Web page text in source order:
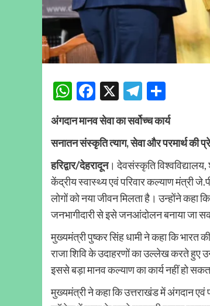
WhatsApp
Facebook
X Telegram
अंगदान मानव सेवा का सर्वोच्च कार्य
सनातन संस्कृति त्याग, सेवा और परमार्थ की
हरिद्वार/देहरादून। देवसंस्कृति
केंद्रीय स्वास्थ्य एवं परिवार कल्याण मंत्री
लोगों को नया जीवन मिलता है। उन्होंने कहा
जनभागीदारी से इसे जनआंदोलन बनाया जा
मुख्यमंत्री पुष्कर सिंह धामी ने कहा कि भारत
राजा शिवि के उदाहरणों का उल्लेख करते हुए
इससे बड़ा मानव कल्याण का कार्य नहीं हो
मुख्यमंत्री ने कहा कि उत्तराखंड में अंगदान